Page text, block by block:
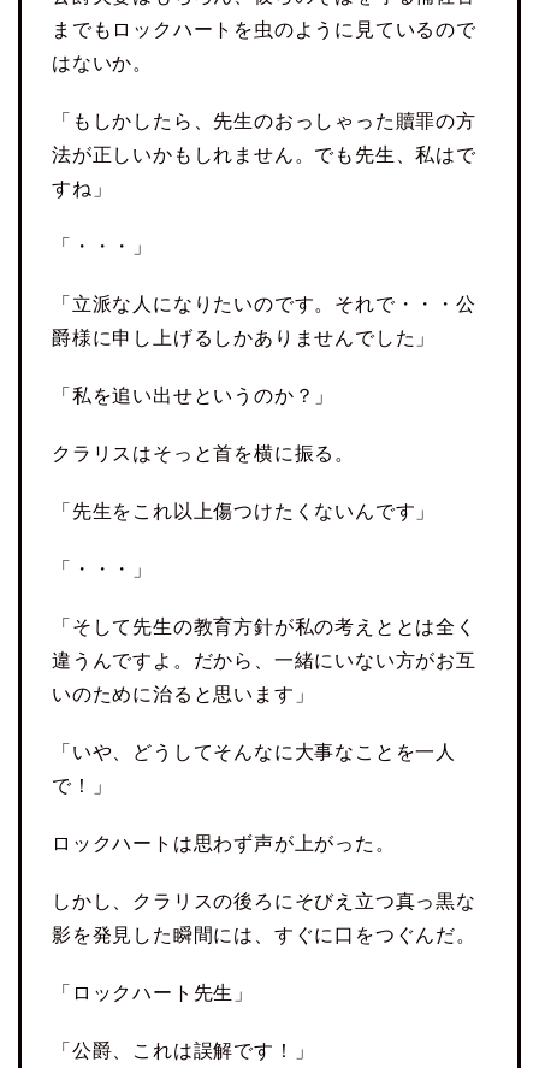
までもロックハートを虫のように見ているので
はないか。
「もしかしたら、先生のおっしゃった贖罪の方
法が正しいかもしれません。でも先生、私はで
すね」
「・・・」
「立派な人になりたいのです。それで・・・公
爵様に申し上げるしかありませんでした」
「私を追い出せというのか？」
クラリスはそっと首を横に振る。
「先生をこれ以上傷つけたくないんです」
「・・・」
「そして先生の教育方針が私の考えととは全く
違うんですよ。だから、一緒にいない方がお互
いのために治ると思います」
「いや、どうしてそんなに大事なことを一人
で！」
ロックハートは思わず声が上がった。
しかし、クラリスの後ろにそびえ立つ真っ黒な
影を発見した瞬間には、すぐに口をつぐんだ。
「ロックハート先生」
「公爵、これは誤解です！」